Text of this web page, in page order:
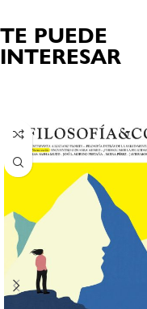
TE PUEDE
INTERESAR